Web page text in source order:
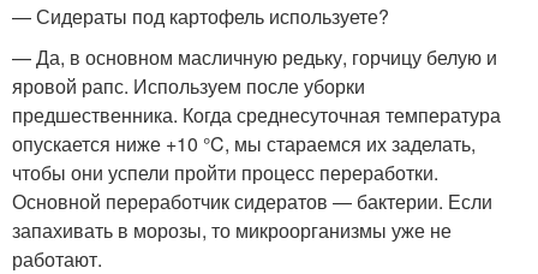
— Сидераты под картофель используете?
— Да, в основном масличную редьку, горчицу белую и
яровой рапс. Используем после уборки
предшественника. Когда среднесуточная температура
опускается ниже +10 °C, мы стараемся их заделать,
чтобы они успели пройти процесс переработки.
Основной переработчик сидератов — бактерии. Если
запахивать в морозы, то микроорганизмы уже не
работают.